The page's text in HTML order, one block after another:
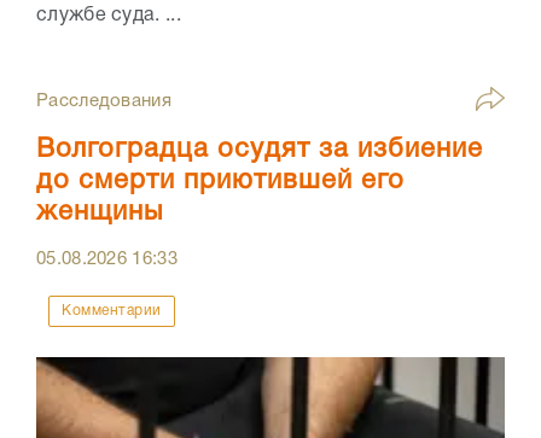
службе суда. ...
Расследования
Волгоградца осудят за избиение
до смерти приютившей его
женщины
05.08.2026 16:33
Комментарии